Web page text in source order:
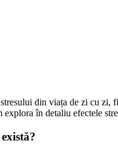
din viața de zi cu zi,
explora în detaliu efectele